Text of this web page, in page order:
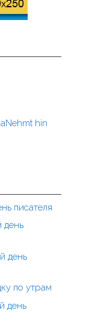
hin
писателя
день
день
по утрам
день